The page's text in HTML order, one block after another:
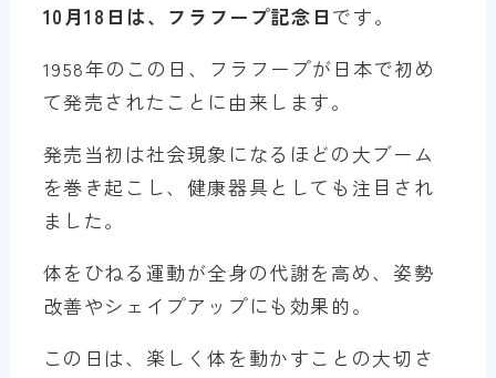
10月18日は、フラフープ記念日 です。
1958年のこの日、フラフープが日本で初め
て発売されたことに由来します。
発売当初は社会現象になるほどの大ブーム
を巻き起こし、健康器具としても注目され
ました。
体をひねる運動が全身の代謝を高め、姿勢
改善やシェイプアップにも効果的。
この日は、楽しく体を動かすことの大切さ